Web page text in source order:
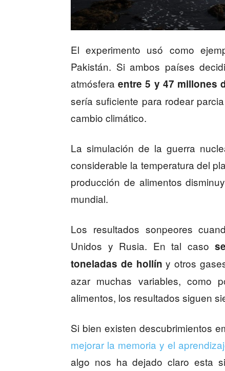
El experimento usó como
Pakistán. Si ambos países
atmósfera entre 5 y 47 millones
sería suficiente para rodear
cambio climático.
La simulación de la guerra
considerable la temperatura del
producción de alimentos
mundial.
Los resultados sonpeores
Unidos y Rusia. En tal caso
toneladas de hollín y otros
azar muchas variables, como
alimentos, los resultados siguen
Si bien existen descubrimientos
mejorar la memoria y el
algo nos ha dejado claro esta